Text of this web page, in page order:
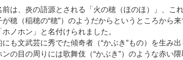
前は、炎の語源とされる「火の穂（ほのほ）」、こ
穂（稲穂の“穂”）のようだからというところから
ノホン」と名付けられました。
も文武芸に秀でた傾奇者（“かぶき”もの）を生み
の目の周りには歌舞伎（“かぶき”）のような赤い